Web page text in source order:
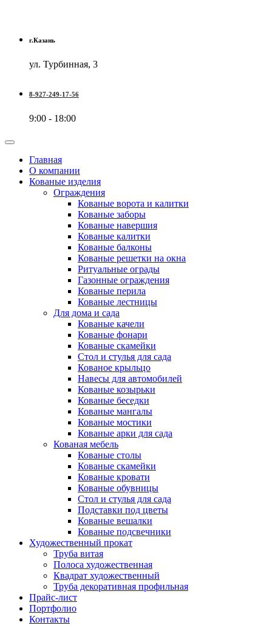
г.Казань
ул. Турбинная, 3
8-927-249-17-56
9:00 - 18:00
Главная
О компании
Кованые изделия
Ограждения
Кованые ворота и калитки
Кованые заборы
Кованые навершия
Кованые калитки
Кованые балконы
Кованые решетки на окна
Ритуальные ограды
Газонные ограждения
Кованые перила
Кованые лестницы
Для дома и сада
Кованые качели
Кованые фонари
Кованые скамейки
Стол и стулья для сада
Кованое крыльцо
Навесы для автомобилей
Кованые козырьки
Кованые беседки
Кованые мангалы
Кованые мостики
Кованые арки для сада
Кованая мебель
Кованые столы
Кованые скамейки
Кованые кровати
Кованые обувницы
Стол и стулья для сада
Подставки под цветы
Кованые вешалки
Кованые подсвечники
Художественный прокат
Труба витая
Полоса художественная
Квадрат художественный
Труба декоративная профильная
Прайс-лист
Портфолио
Контакты